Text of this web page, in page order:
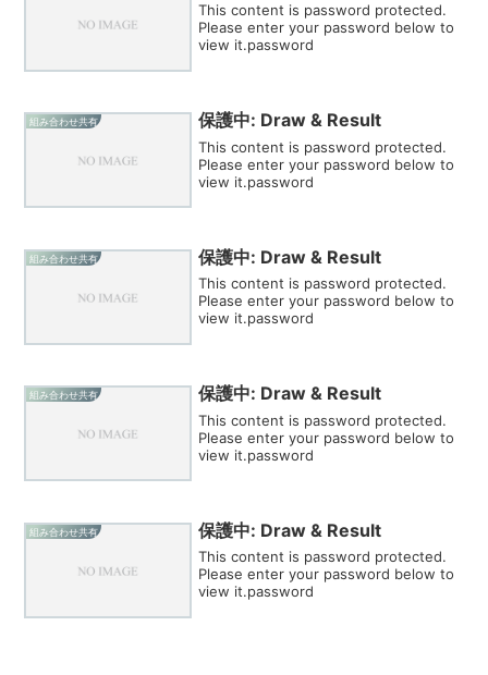
This content is password protected.
Please enter your password below to
view it.password
組み合わせ共有 保護中: Draw & Result
This content is password protected.
Please enter your password below to
view it.password
組み合わせ共有 保護中: Draw & Result
This content is password protected.
Please enter your password below to
view it.password
組み合わせ共有 保護中: Draw & Result
This content is password protected.
Please enter your password below to
view it.password
組み合わせ共有 保護中: Draw & Result
This content is password protected.
Please enter your password below to
view it.password